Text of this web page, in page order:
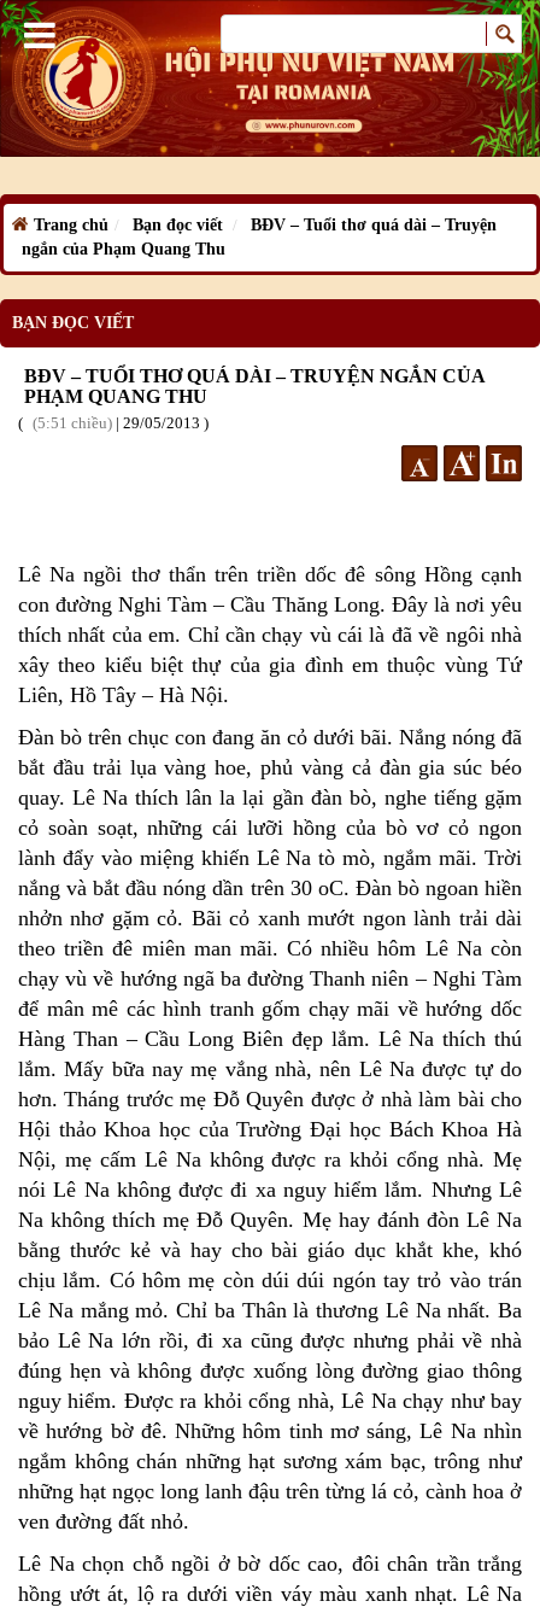
Trang chủ Bạn đọc viết
BĐV – Tuổi thơ quá dài – Truyện
ngắn của Phạm Quang Thu
BẠN ĐỌC VIẾT
BĐV – TUỔI THƠ QUÁ DÀI – TRUYỆN NGẮN CỦA
PHẠM QUANG THU
5:51 chiều | 29/05/2013
Lê Na ngồi thơ thẩn trên triền dốc đê sông Hồng cạnh
con đường Nghi Tàm – Cầu Thăng Long. Đây là nơi yêu
thích nhất của em. Chỉ cần chạy vù cái là đã về ngôi nhà
xây theo kiểu biệt thự của gia đình em thuộc vùng Tứ
Liên, Hồ Tây – Hà Nội.
Đàn bò trên chục con đang ăn cỏ dưới bãi. Nắng nóng đã
bắt đầu trải lụa vàng hoe, phủ vàng cả đàn gia súc béo
quay. Lê Na thích lân la lại gần đàn bò, nghe tiếng gặm
cỏ soàn soạt, những cái lưỡi hồng của bò vơ cỏ ngon
lành đẩy vào miệng khiến Lê Na tò mò, ngắm mãi. Trời
nắng và bắt đầu nóng dần trên 30 oC. Đàn bò ngoan hiền
nhởn nhơ gặm cỏ. Bãi cỏ xanh mướt ngon lành trải dài
theo triền đê miên man mãi. Có nhiều hôm Lê Na còn
chạy vù về hướng ngã ba đường Thanh niên – Nghi Tàm
để mân mê các hình tranh gốm chạy mãi về hướng dốc
Hàng Than – Cầu Long Biên đẹp lắm. Lê Na thích thú
lắm. Mấy bữa nay mẹ vắng nhà, nên Lê Na được tự do
hơn. Tháng trước mẹ Đỗ Quyên được ở nhà làm bài cho
Hội thảo Khoa học của Trường Đại học Bách Khoa Hà
Nội, mẹ cấm Lê Na không được ra khỏi cổng nhà. Mẹ
nói Lê Na không được đi xa nguy hiểm lắm. Nhưng Lê
Na không thích mẹ Đỗ Quyên. Mẹ hay đánh đòn Lê Na
bằng thước kẻ và hay cho bài giáo dục khắt khe, khó
chịu lắm. Có hôm mẹ còn dúi dúi ngón tay trỏ vào trán
Lê Na mắng mỏ. Chỉ ba Thân là thương Lê Na nhất. Ba
bảo Lê Na lớn rồi, đi xa cũng được nhưng phải về nhà
đúng hẹn và không được xuống lòng đường giao thông
nguy hiểm. Được ra khỏi cổng nhà, Lê Na chạy như bay
về hướng bờ đê. Những hôm tinh mơ sáng, Lê Na nhìn
ngắm không chán những hạt sương xám bạc, trông như
những hạt ngọc long lanh đậu trên từng lá cỏ, cành hoa ở
ven đường đất nhỏ.
Lê Na chọn chỗ ngồi ở bờ dốc cao, đôi chân trần trắng
hồng ướt át, lộ ra dưới viền váy màu xanh nhạt. Lê Na